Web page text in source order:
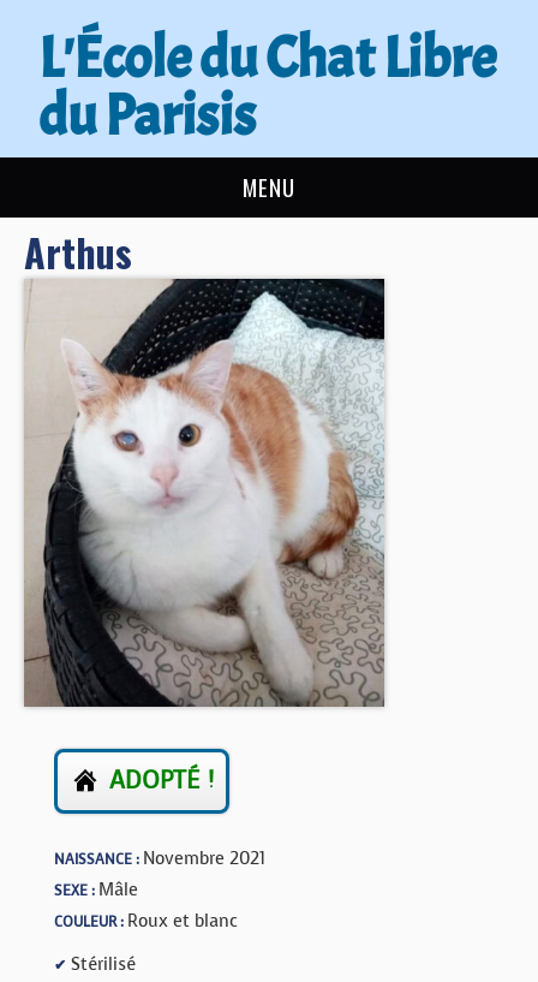
L'École du Chat Libre
du Parisis
MENU
L’ÉCOLE DU CHAT
ADOPTER
NOUS AIDER
CONTACT
BOUTIQUE
FORUM
Arthus
ADOPTÉ !
NAISSANCE : Novembre 2021
SEXE : Mâle
COULEUR : Roux et blanc
✔ Stérilisé